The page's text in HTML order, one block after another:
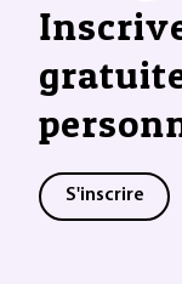
S'inscrire